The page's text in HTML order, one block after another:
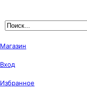
Магазин
Вход
Избранное